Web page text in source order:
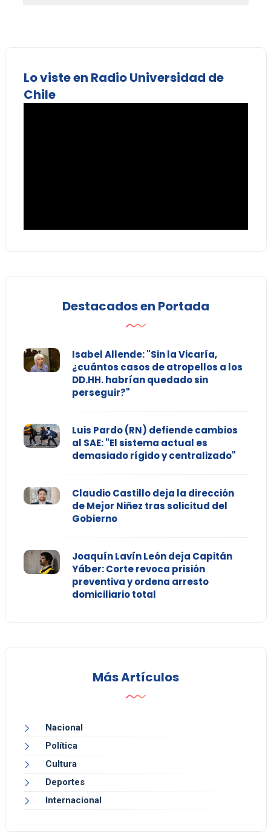
Lo viste en Radio Universidad de
Chile
Destacados en Portada
Isabel Allende: "Sin la Vicaría,
¿cuántos casos de atropellos a los
DD.HH. habrían quedado sin
perseguir?"
Luis Pardo (RN) defiende cambios
al SAE: "El sistema actual es
demasiado rígido y centralizado"
Claudio Castillo deja la dirección
de Mejor Niñez tras solicitud del
Gobierno
Joaquín Lavín León deja Capitán
Yáber: Corte revoca prisión
preventiva y ordena arresto
domiciliario total
Más Artículos
Nacional
Política
Cultura
Deportes
Internacional